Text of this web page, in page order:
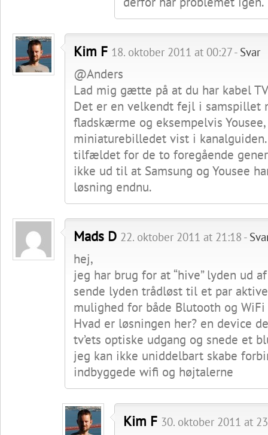
Kim F 18. oktober 2011 at 00:27 - Svar
@Anders
Lad mig gætte på at du har kabel
Det er en velkendt fejl i samspillet
fladskærme og eksempelvis
miniaturebilledet vist i
tilfældet for de to foregående
ikke ud til at Samsung og Yousee
løsning endnu.
Mads D 22. oktober 2011 at 21:18 -
hej,
jeg har brug for at “hive” lyden ud
sende lyden trådløst til et par
mulighed for både Blutooth og WiFi
Hvad er løsningen her? en device
tv’ets optiske udgang og snede et
jeg kan ikke uniddelbart skabe
indbyggede wifi og højtalerne
Kim F 30. oktober 2011 at